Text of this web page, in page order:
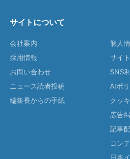
サイトについて
会社案内
採用情報
お問い合わせ
ニュース読者投稿
編集長からの手紙
個人
サイ
SNS
AIポ
クッ
広告
記事
コン
日本